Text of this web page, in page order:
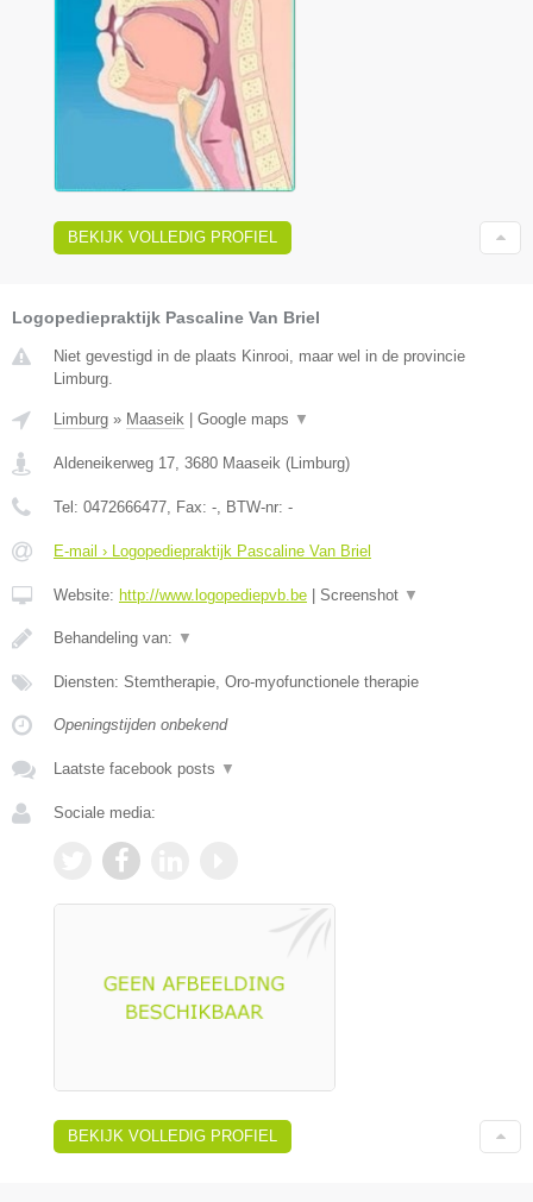
BEKIJK VOLLEDIG PROFIEL
Logopediepraktijk Pascaline Van Briel
Niet gevestigd in de plaats Kinrooi, maar wel in de provincie
Limburg.
Limburg » Maaseik | Google maps ▼
Aldeneikerweg 17 3680 Maaseik (Limburg)
Tel: 0472666477 , Fax: - , BTW-nr: -
E-mail › Logopediepraktijk Pascaline Van Briel
Website: http://www.logopediepvb.be | Screenshot ▼
Behandeling van: ▼
Diensten: Stemtherapie, Oro-myofunctionele therapie
Openingstijden onbekend
Laatste facebook posts ▼
Sociale media:
BEKIJK VOLLEDIG PROFIEL